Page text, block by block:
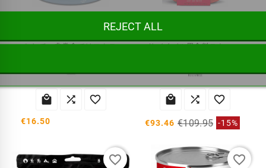
として、非常食ではマカロ
  
€16.50
サバイバル用食料ストッ
  
€93.46 €109.95 -15%
favorite_border favorite_border
REJECT ALL